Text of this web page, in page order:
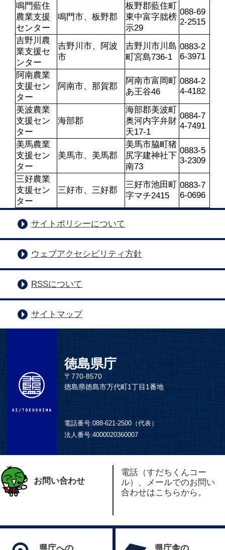
鳴門藍住
農業支援
センター
鳴門市、板野郡
板野郡藍住町
東中富字朏榜
示29
088-69
2-2515
吉野川農
業支援セ
ンター
吉野川市、阿波
市
吉野川市川島
町宮島736-1
0883-2
6-3971
阿南農業
支援セン
ター
阿南市、那賀郡
阿南市富岡町
あ王谷46
0884-2
4-4182
美波農業
支援セン
ター
海部郡
海部郡美波町
奥河内字弁財
天17-1
0884-7
4-7491
美馬農業
支援セン
ター
美馬市、美馬郡
美馬市脇町猪
尻字建神社下
南73
0883-5
3-2309
三好農業
支援セン
ター
三好市、三好郡
三好市池田町
字マチ2415
0883-7
6-0696
サイトポリシーについて
ウェブアクセシビリティ方針
RSSについて
サイトマップ
徳島県庁
〒770-8570
徳島県徳島市万代町1丁目1番地
電話番号:088-621-2500（代表）
法人番号:4000020360007
お問い合わせ
電話（すだちくんコー
ル）、メールでのお問い
合わせはこちらから。
県庁への 県庁舎の